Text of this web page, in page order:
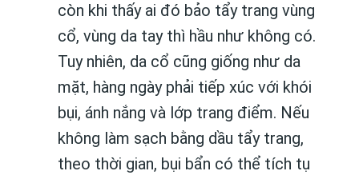
còn khi thấy ai đó bảo tẩy trang vùng
cổ, vùng da tay thì hầu như không có.
Tuy nhiên, da cổ cũng giống như da
mặt, hàng ngày phải tiếp xúc với khói
bụi, ánh nắng và lớp trang điểm. Nếu
không làm sạch bằng dầu tẩy trang,
theo thời gian, bụi bẩn có thể tích tụ